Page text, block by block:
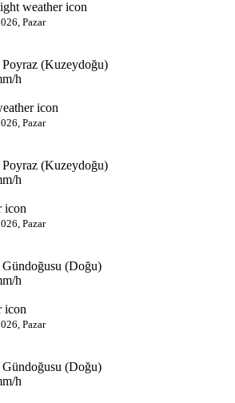
Pazar
Poyraz (Kuzeydoğu)
h
Pazar
Poyraz (Kuzeydoğu)
h
Pazar
Gündoğusu (Doğu)
h
Pazar
Gündoğusu (Doğu)
h